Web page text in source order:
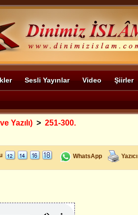
Sesli Yayınlar Video Şiirler
Yazılı) > 251-300.
WhatsApp Yazıcı